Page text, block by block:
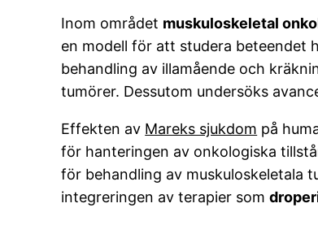
Inom området muskuloskeletal
en modell för att studera beteendet
behandling av illamående och
tumörer. Dessutom undersöks
Effekten av Mareks sjukdom på
för hanteringen av onkologiska
för behandling av muskuloskeletala
integreringen av terapier som